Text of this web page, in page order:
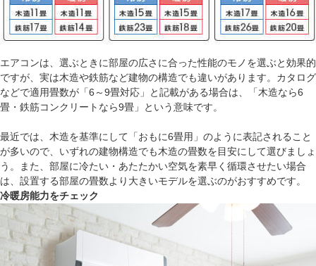
エアコンは、選ぶときに部屋の広さに合った性能のモノを選ぶと効果的
ですが、実は木造や鉄筋など建物の構造でも違いがあります。カタログ
などで適用畳数が「6～9畳対応」と記載がある場合は、「木造なら6
畳・鉄筋コンクリートなら9畳」という意味です。
最近では、木造を基準にして「おもに6畳用」のように表記されること
が多いので、いずれの建物構造でも木造の畳数を目安にして選びましょ
う。また、部屋に冷たい・あたたかい空気を素早く循環させたい場合
は、設置する部屋の畳数より大きいモデルを選ぶのがおすすめです。
冷暖房能力をチェック